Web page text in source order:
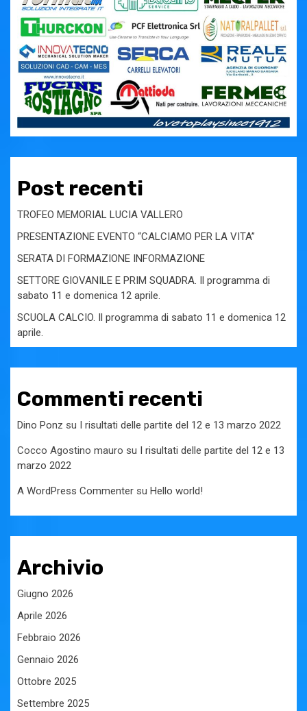
Post recenti
TROFEO MEMORIAL LUCIA VALLERO
PRESENTAZIONE EVENTO “CALCIAMO PER LA VITA”
SERATA DI FORMAZIONE INFORMAZIONE
SETTORE GIOVANILE E PRIM SQUADRA. Il programma di
sabato 11 e domenica 12 aprile.
SCUOLA CALCIO. Il programma di sabato 11 e domenica 12
aprile.
Commenti recenti
Dino Ponz su I risultati delle partite del 12 e 13 marzo 2022
Cocco Agostino mauro su I risultati delle partite del 12 e 13
marzo 2022
A WordPress Commenter su Hello world!
Archivio
Giugno 2026
Aprile 2026
Febbraio 2026
Gennaio 2026
Ottobre 2025
Settembre 2025